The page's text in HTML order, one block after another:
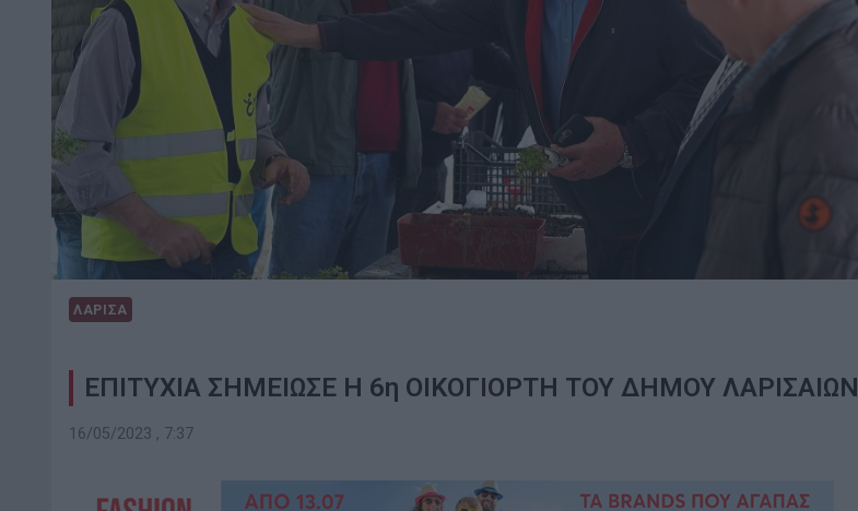
ΛΑΡΙΣΑ
ΕΠΙΤΥΧΙΑ ΣΗΜΕΙΩΣΕ Η 6η ΟΙΚΟΓΙΟΡΤΗ ΤΟΥ ΔΗΜΟΥ ΛΑΡΙΣΑΙΩΝ
16/05/2023 , 7:37